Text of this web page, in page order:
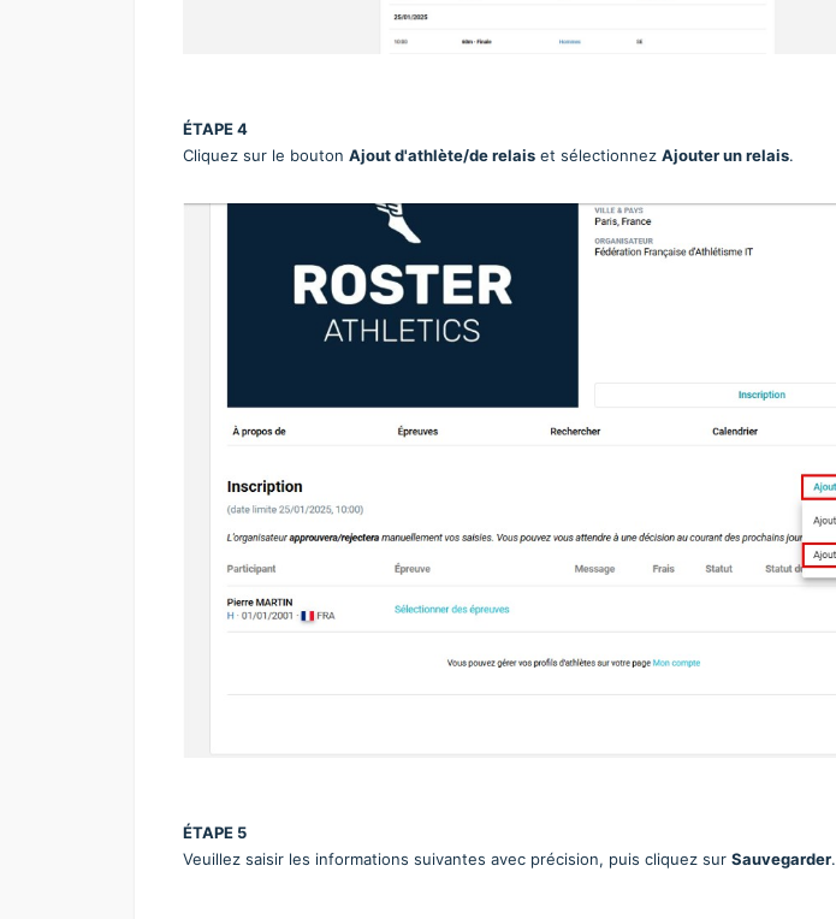
ÉTAPE 4
Cliquez sur le bouton Ajout d'athlète/de relais et sélectionnez Ajouter un relais.
ÉTAPE 5
Veuillez saisir les informations suivantes avec précision, puis cliquez sur Sauvegarder.